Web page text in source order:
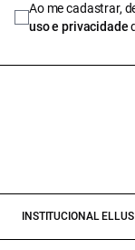
Ao me cadastrar,
uso e privacidade
INSTITUCIONAL ELLUS